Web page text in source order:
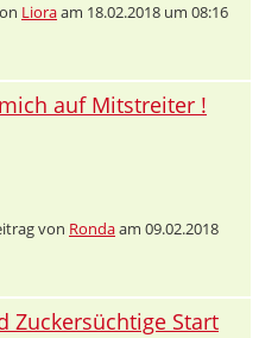
Lioraam 18.02.2018 um 08:16
auf Mitstreiter !
von Rondaam 09.02.2018
Zuckersüchtige Start